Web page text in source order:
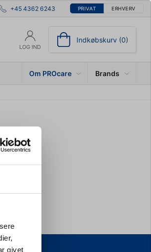
givet
+45 4362 6243 PRIVAT ERHVERV
LOG IND
Indkøbskurv (0)
Om PROcare Brands